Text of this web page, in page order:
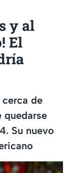
y al
El
cerca de
quedarse
Su nuevo